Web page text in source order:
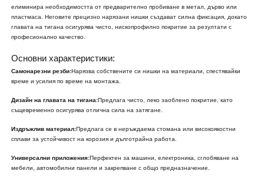
елиминира необходимостта от предварително пробиване в метал, дърво или
пластмаса. Неговите прецизно нарязани нишки създават силна фиксация, докато
главата на тигана осигурява чисто, нископрофилно покритие за резултати с
професионално качество.
Основни характеристики:
Самонарезни резби:Нарязва собствените си нишки на материали, спестявайки
време и усилия по време на монтажа.
Дизайн на главата на тигана:Предлага чисто, леко заоблено покритие, като
същевременно осигурява отлична сила на затягане.
Издръжлив материал:Предлага се в неръждаема стомана или високоякостни
сплави за устойчивост на корозия и дълготрайна работа.
Универсални приложения:Перфектен за машини, електроника, сглобяване на
мебели, автомобилни панели и закрепване с общо предназначение.